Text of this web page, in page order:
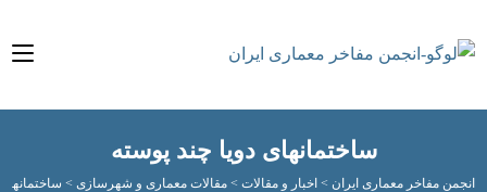
ساختمانهای دویا چند پوسته
مفاخر معماری ایران > اخبار و مقالات>مقالات معماری و شهرسازی>ساختمانهای دویا